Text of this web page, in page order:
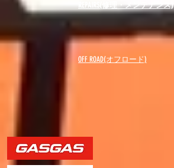
REPAIRS(修理・メンテナンス)
OFF ROAD(オフロード)